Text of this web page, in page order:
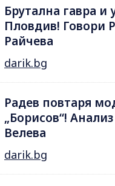
Брутална гавра и
Пловдив! Говори
Райчева
darik.bg
Радев повтаря
„Борисов“!
Велева
darik.bg